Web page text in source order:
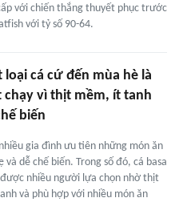
với chiến thắng thuyết phục trước
với tỷ số 90-64.
loại cá cứ đến mùa hè là
chạy vì thịt mềm, ít tanh
biến
gia đình ưu tiên những món ăn
và dễ chế biến. Trong số đó, cá basa
nhiều người lựa chọn nhờ thịt
và phù hợp với nhiều món ăn